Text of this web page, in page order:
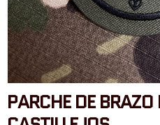
PARCHE DE